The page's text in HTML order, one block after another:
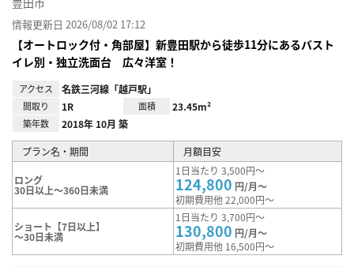
情報更新日 2026/08/02 17:12
【オートロック付・角部屋】新豊田駅から徒歩11分にあるバスト
イレ別・独立洗面台 広々洋室！
アクセス 名鉄三河線「越戸駅」
間取り 1R 面積 23.45m²
築年数 2018年 10月 築
プラン名・期間 月額目安
ロング
30日以上～360日未満
1日当たり 3,500円～
124,800 円/月～
初期費用他 22,000円～
ショート【7日以上】
～30日未満
1日当たり 3,700円～
130,800 円/月～
初期費用他 16,500円～